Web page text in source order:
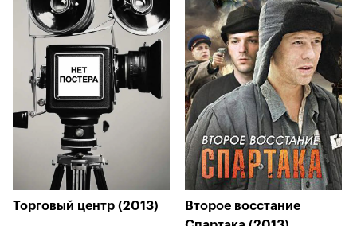
Торговый центр (2013)
Второе восстание